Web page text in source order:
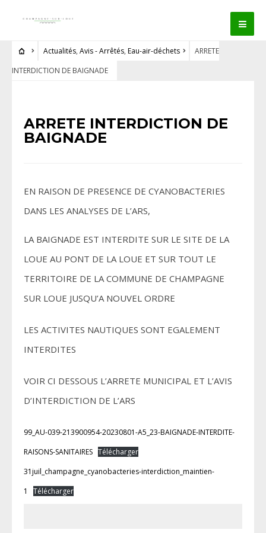
Actualités, Avis - Arrêtés, Eau-air-déchets
ARRETE
INTERDICTION DE BAIGNADE
ARRETE INTERDICTION DE
BAIGNADE
EN RAISON DE PRESENCE DE CYANOBACTERIES
DANS LES ANALYSES DE L’ARS,
LA BAIGNADE EST INTERDITE SUR LE SITE DE LA
LOUE AU PONT DE LA LOUE ET SUR TOUT LE
TERRITOIRE DE LA COMMUNE DE CHAMPAGNE
SUR LOUE JUSQU’A NOUVEL ORDRE
LES ACTIVITES NAUTIQUES SONT EGALEMENT
INTERDITES
VOIR CI DESSOUS L’ARRETE MUNICIPAL ET L’AVIS
D’INTERDICTION DE L’ARS
99_AU-039-213900954-20230801-A5_23-BAIGNADE-INTERDITE-
RAISONS-SANITAIRES Télécharger
31juil_champagne_cyanobacteries-interdiction_maintien-
1
Télécharger